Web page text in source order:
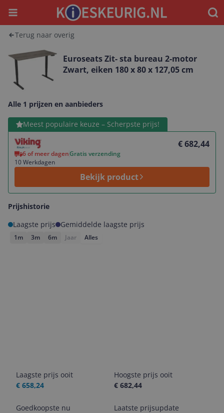
Menu
Terug naar overig
Euroseats Zit- sta bureau 2-motor
Zwart, eiken 180 x 80 x 127,05 cm
Alle 1 prijzen en aanbieders
Meest populaire keuze – Scherpste prijs!
€ 682,44
6 of meer dagenGratis verzending
10 Werkdagen
Bekijk product
Bekijk product
Prijshistorie
Laagste prijs
Gemiddelde laagste prijs
1m 3m 6m Jaar Alles
Laagste prijs ooit
€ 658,24
Hoogste prijs ooit
€ 682,44
Goedkoopste nu
Laatste prijsupdate